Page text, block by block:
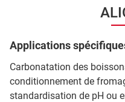
Applications
Carbonatation des
conditionnement de
standardisation de pH ou